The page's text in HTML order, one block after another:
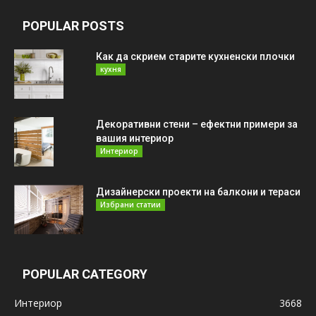
POPULAR POSTS
Как да скрием старите кухненски плочки
кухня
Декоративни стени – ефектни примери за
вашия интериор
Интериор
Дизайнерски проекти на балкони и тераси
Избрани статии
POPULAR CATEGORY
Интериор
3668